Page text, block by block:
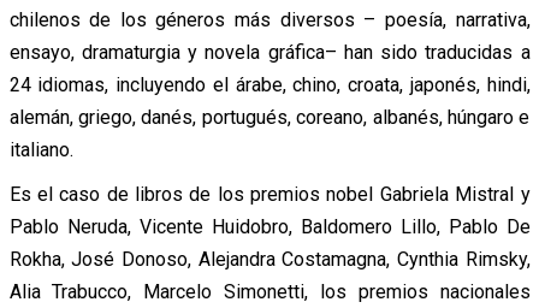
chilenos de los géneros más diversos – poesía, narrativa,
ensayo, dramaturgia y novela gráfica– han sido traducidas a
24 idiomas, incluyendo el árabe, chino, croata, japonés, hindi,
alemán, griego, danés, portugués, coreano, albanés, húngaro e
italiano.
Es el caso de libros de los premios nobel Gabriela Mistral y
Pablo Neruda, Vicente Huidobro, Baldomero Lillo, Pablo De
Rokha, José Donoso, Alejandra Costamagna, Cynthia Rimsky,
Alia Trabucco, Marcelo Simonetti, los premios nacionales